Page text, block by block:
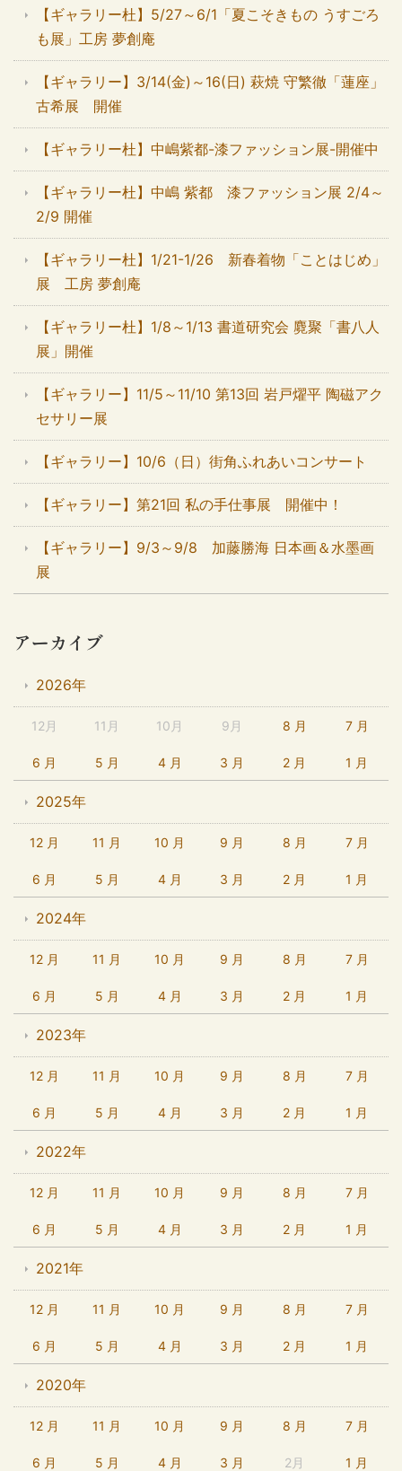
【ギャラリー杜】5/27～6/1「夏こそきもの うすごろ
も展」工房 夢創庵
【ギャラリー】3/14(金)～16(日) 萩焼 守繁徹「蓮座」
古希展 開催
【ギャラリー杜】中嶋紫都-漆ファッション展-開催中
【ギャラリー杜】中嶋 紫都 漆ファッション展 2/4～
2/9 開催
【ギャラリー杜】1/21-1/26 新春着物「ことはじめ」
展 工房 夢創庵
【ギャラリー杜】1/8～1/13 書道研究会 麑聚「書八人
展」開催
【ギャラリー】11/5～11/10 第13回 岩戸燿平 陶磁アク
セサリー展
【ギャラリー】10/6（日）街角ふれあいコンサート
【ギャラリー】第21回 私の手仕事展 開催中！
【ギャラリー】9/3～9/8 加藤勝海 日本画＆水墨画
展
アーカイブ
2026年
12月 11月 10月 9月 8 月 7 月
6 月 5 月 4 月 3 月 2 月 1 月
2025年
12 月 11 月 10 月 9 月 8 月 7 月
6 月 5 月 4 月 3 月 2 月 1 月
2024年
12 月 11 月 10 月 9 月 8 月 7 月
6 月 5 月 4 月 3 月 2 月 1 月
2023年
12 月 11 月 10 月 9 月 8 月 7 月
6 月 5 月 4 月 3 月 2 月 1 月
2022年
12 月 11 月 10 月 9 月 8 月 7 月
6 月 5 月 4 月 3 月 2 月 1 月
2021年
12 月 11 月 10 月 9 月 8 月 7 月
6 月 5 月 4 月 3 月 2 月 1 月
2020年
12 月 11 月 10 月 9 月 8 月 7 月
6 月 5 月 4 月 3 月 2月 1 月